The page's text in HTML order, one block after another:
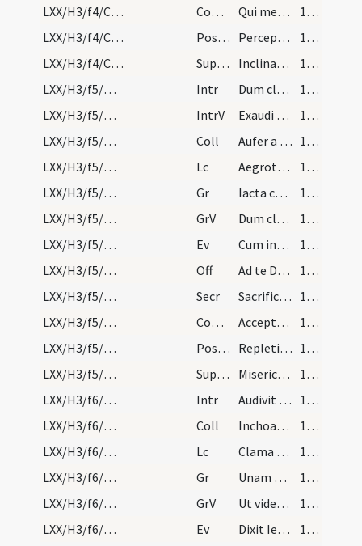
LXX/H3/f4/Cinerum/M2/Mass Propers Comm Qui meditabitur
111 (20r)
LXX/H3/f4/Cinerum/M2/Mass Propers
Postcomm Percepta nobis Domine praebeant sacramenta
111 (20r)
LXX/H3/f4/Cinerum/M2/Mass Propers
Superpop Inclinantes se Domine maiestati tuae
111 (20r)
LXX/H3/f5/M2/Mass Propers
Intr Dum clamarem
111 (20r)
LXX/H3/f5/M2/Mass Propers
IntrV Exaudi Deus
111 (20r)
LXX/H3/f5/M2/Mass Propers
Coll Aufer a nobis Domine quaesumus iniquitates nostras ... sensibus introire.
111 (20r)
LXX/H3/f5/M2/Mass Propers
Lc Aegrotavit Ezechias usque ad mortem
111 (20r)
LXX/H3/f5/M2/Mass Propers
Gr Iacta cogitatum tuum
111 (20r)
LXX/H3/f5/M2/Mass Propers
GrV Dum clamarem
111 (20r)
LXX/H3/f5/M2/Mass Propers
Ev Cum introisset Iesus Capharnaum
111 (20r)
LXX/H3/f5/M2/Mass Propers
Off Ad te Domine levavi animam meam
112 (20v)
LXX/H3/f5/M2/Mass Propers
Secr Sacrificium Domine observantiae paschalis exercemus praesta quaesumus ut tibi ex mentes nostras reddat acceptas et continentiae consortes.
112 (20v)
LXX/H3/f5/M2/Mass Propers
Comm Acceptabis sacrificium iustitiae
112 (20v)
LXX/H3/f5/M2/Mass Propers
Postcomm Repleti sumus Domine donorum participatione caelestium
112 (20v)
LXX/H3/f5/M2/Mass Propers
Superpop Misericordiae tuae Domine populum tibi protege confitentem ... effice promptiores.
112 (20v)
LXX/H3/f6/M2/Mass Propers
Intr Audivit Dominus
112 (20v)
LXX/H3/f6/M2/Mass Propers
Coll Inchoata ieiunia quaesumus Domine benigno favore prosequere ... exercere valeamus.
112 (20v)
LXX/H3/f6/M2/Mass Propers
Lc Clama ne cesses
112 (20v)
LXX/H3/f6/M2/Mass Propers
Gr Unam petii a Domino
113 (21r)
LXX/H3/f6/M2/Mass Propers
GrV Ut videam
113 (21r)
LXX/H3/f6/M2/Mass Propers
Ev Dixit Iesus ... Audistis quia dictum est
113 (21r)